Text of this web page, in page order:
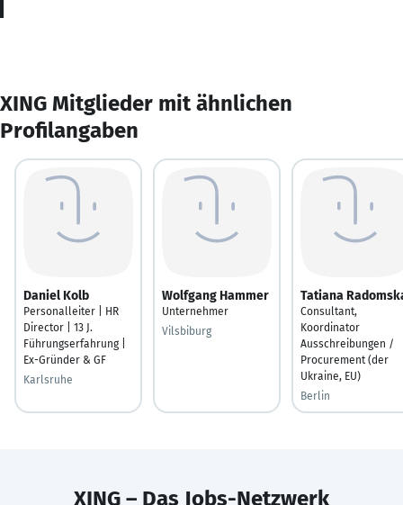
XING Mitglieder mit ähnlichen
Profilangaben
Daniel Kolb
Personalleiter | HR
Director | 13 J.
Führungserfahrung |
Ex-Gründer & GF
Karlsruhe
Wolfgang Hammer
Unternehmer
Vilsbiburg
Tatiana
Consultant,
Koordinator
Ausschreibungen /
Procurement (der
Ukraine, EU)
Berlin
XING – Das Jobs-Netzwerk